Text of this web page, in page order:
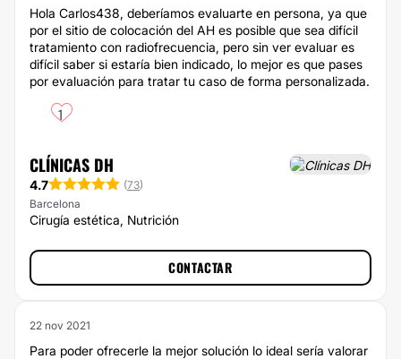
Hola Carlos438, deberíamos evaluarte en persona, ya que
por el sitio de colocación del AH es posible que sea difícil
tratamiento con radiofrecuencia, pero sin ver evaluar es
difícil saber si estaría bien indicado, lo mejor es que pases
por evaluación para tratar tu caso de forma personalizada.
1
CLÍNICAS DH
4.7 (73)
Barcelona
Cirugía estética, Nutrición
CONTACTAR
22 nov 2021
Para poder ofrecerle la mejor solución lo ideal sería valorar